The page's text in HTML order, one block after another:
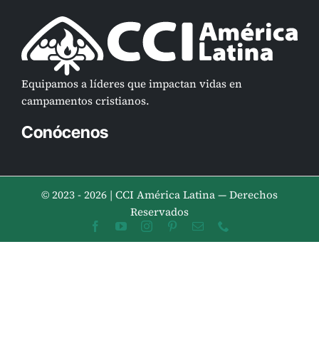
Equipamos a líderes que impactan vidas en
campamentos cristianos.
Conócenos
© 2023 - 2026 | CCI América Latina — Derechos
Reservados